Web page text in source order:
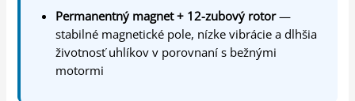
Permanentný magnet + 12-zubový rotor—
stabilné magnetické pole, nízke vibrácie a dlhšia
životnosť uhlíkov v porovnaní s bežnými
motormi